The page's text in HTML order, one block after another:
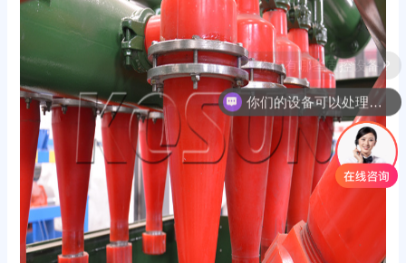
你们的设备可以处理哪些物料？